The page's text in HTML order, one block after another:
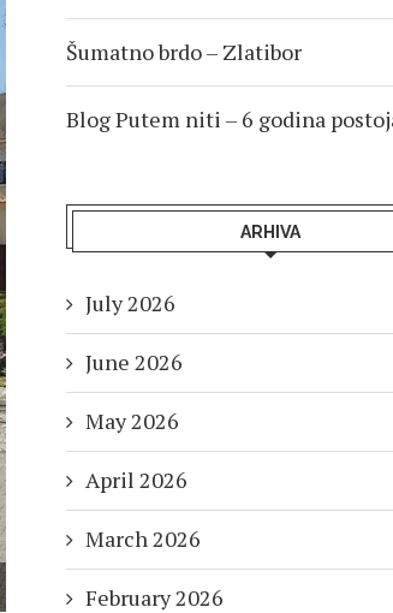
Šumatno brdo – Zlatibor
Blog Putem niti – 6 godina
ARHIVA
July 2026
June 2026
May 2026
April 2026
March 2026
February 2026